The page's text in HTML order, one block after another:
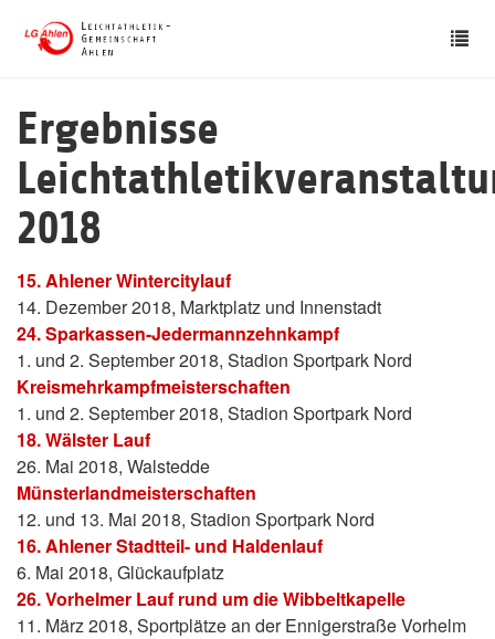
Ergebnisse
2018
15. Ahlener Wintercitylauf
14. Dezember 2018, Marktplatz und Innenstadt
24. Sparkassen-Jedermannzehnkampf
1. und 2. September 2018, Stadion Sportpark Nord
Kreismehrkampfmeisterschaften
1. und 2. September 2018, Stadion Sportpark Nord
18. Wälster Lauf
26. Mai 2018, Walstedde
Münsterlandmeisterschaften
12. und 13. Mai 2018, Stadion Sportpark Nord
16. Ahlener Stadtteil- und Haldenlauf
6. Mai 2018, Glückaufplatz
26. Vorhelmer Lauf rund um die Wibbeltkapelle
11. März 2018, Sportplätze an der Ennigerstraße Vorhelm